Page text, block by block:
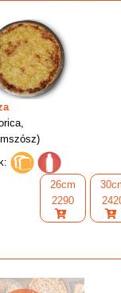
26cm
2290